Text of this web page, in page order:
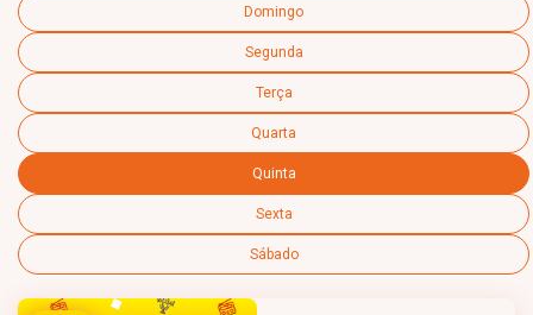
Domingo
Segunda
Terça
Quarta
Quinta
Sexta
Sábado